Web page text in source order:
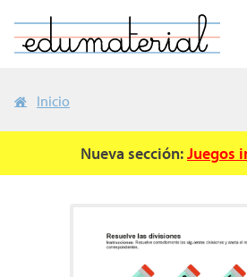
Inicio
Nueva sección:Juegos